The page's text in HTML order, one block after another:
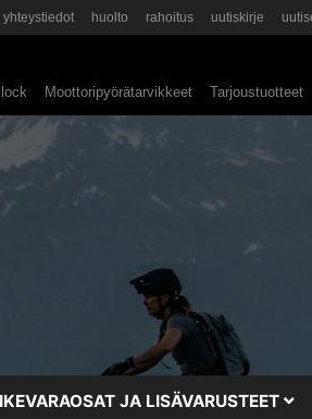
yhteystiedot huolto rahoitus uutiskirje
Moottoripyörätarvikkeet Tarjoustuotteet
JA LISÄVARUSTEET